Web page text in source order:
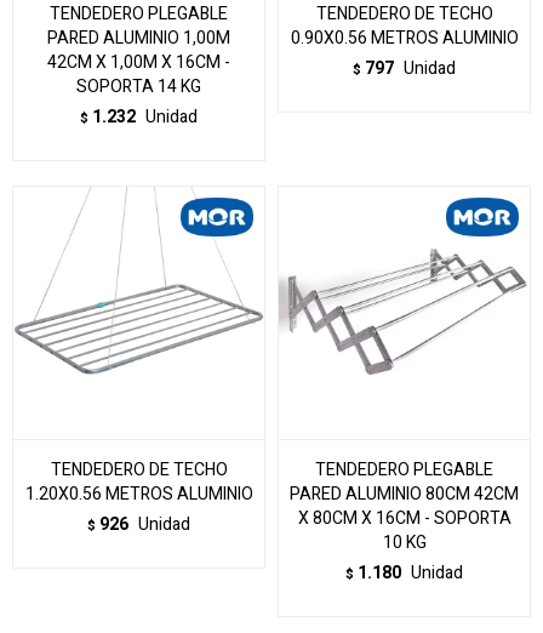
TENDEDERO PLEGABLE
PARED ALUMINIO 1,00M
42CM X 1,00M X 16CM -
SOPORTA 14 KG
$ 1.232 Unidad
TENDEDERO DE TECHO
0.90X0.56 METROS ALUMINIO
$ 797 Unidad
TENDEDERO DE TECHO
1.20X0.56 METROS ALUMINIO
$ 926 Unidad
TENDEDERO PLEGABLE
PARED ALUMINIO 80CM 42CM
X 80CM X 16CM - SOPORTA
10 KG
$ 1.180 Unidad